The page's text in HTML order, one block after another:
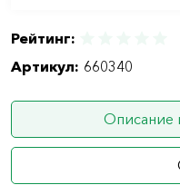
Рейтинг:
Артикул: 660340
Описание